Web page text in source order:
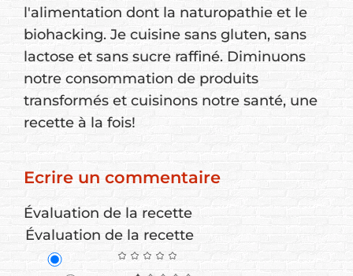
l'alimentation dont la naturopathie et le
biohacking. Je cuisine sans gluten, sans
lactose et sans sucre raffiné. Diminuons
notre consommation de produits
transformés et cuisinons notre santé, une
recette à la fois!
Ecrire un commentaire
Évaluation de la recette
Évaluation de la recette